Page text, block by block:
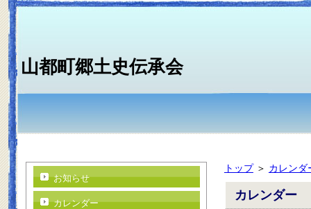
山都町郷土史伝承会
トップ＞ カレンダ
カレンダー
お知らせ
カレンダー